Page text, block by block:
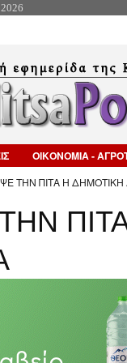
ΟΙΚΟΝΟΜΙΑ -
ΤΗΝ ΠΙΤΑ Η